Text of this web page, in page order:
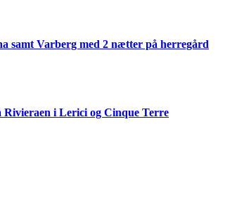
samt Varberg med 2 nætter på herregård
i Lerici og Cinque Terre